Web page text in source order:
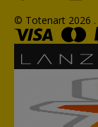
© Totenart 2026 .